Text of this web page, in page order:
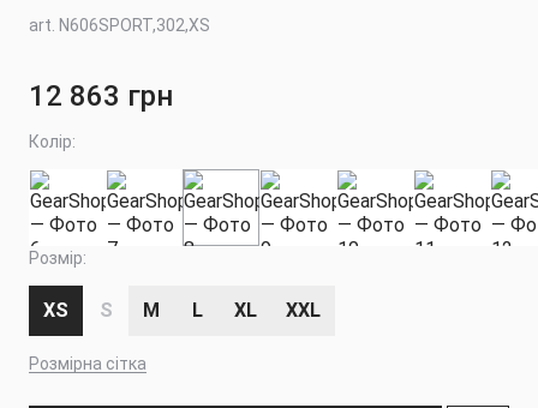
art. N606SPORT,302,XS
12 863 грн
Колір:
Розмір:
XS S M L XL XXL
Розмірна сітка